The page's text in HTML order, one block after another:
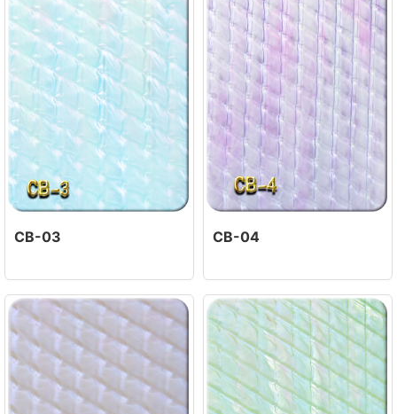
CB-03 CB-04